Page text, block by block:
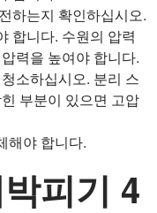
하는지 확인하십시오.
합니다. 수원의 압력
력을 높여야 합니다.
소하십시오. 분리 스
부분이 있으면 고압
해야 합니다.
피기 4